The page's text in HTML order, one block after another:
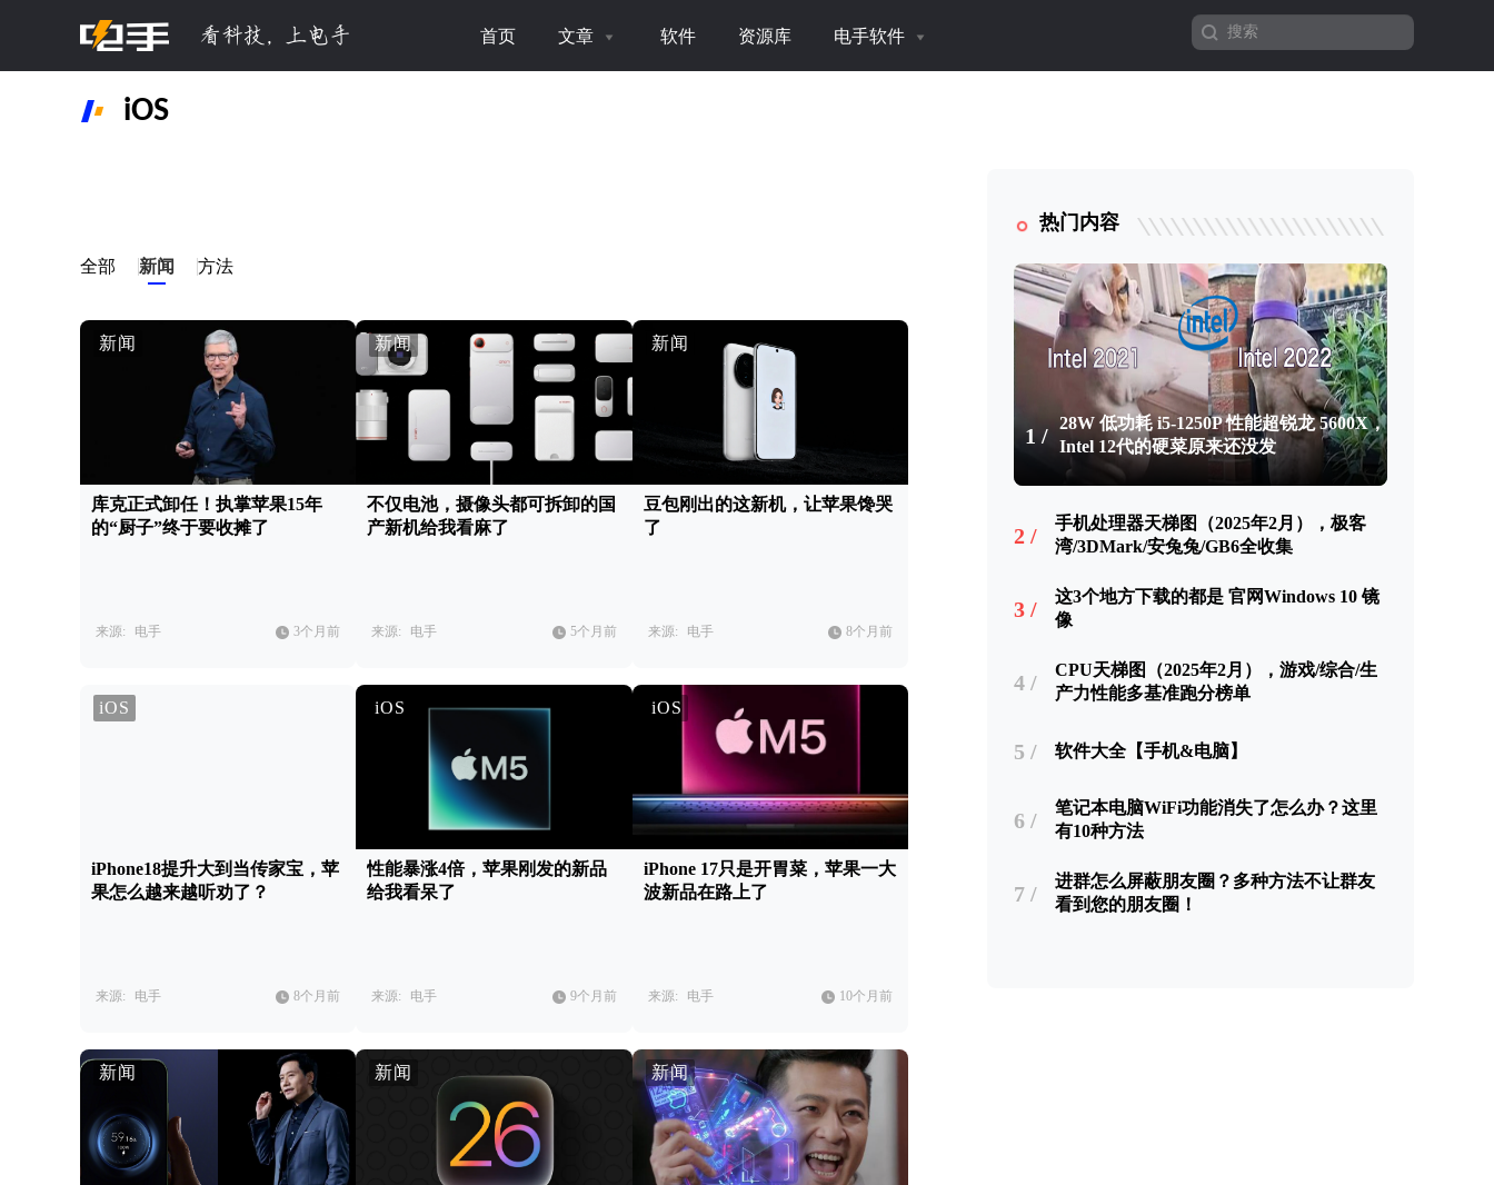
首页 文章 软件 资源库 电手软件
iOS
全部 新闻 方法
新闻
库克正式卸任！执掌苹果15年
的“厨子”终于要收摊了
来源: 电手 3个月前
新闻
不仅电池，摄像头都可拆卸的国
产新机给我看麻了
来源: 电手 5个月前
新闻
豆包刚出的这新机，让苹果馋哭
了
来源: 电手 8个月前
iOS
iPhone18提升大到当传家宝，苹
果怎么越来越听劝了？
来源: 电手 8个月前
iOS
性能暴涨4倍，苹果刚发的新品
给我看呆了
来源: 电手 9个月前
iOS
iPhone 17只是开胃菜，苹果一大
波新品在路上了
来源: 电手 10个月前
新闻 新闻 新闻
热门内容
1 /
28W 低功耗 i5-1250P 性能超锐龙 5600X，
Intel 12代的硬菜原来还没发
2 /
手机处理器天梯图（2025年2月），极客
湾/3DMark/安兔兔/GB6全收集
3 /
这3个地方下载的都是 官网Windows 10 镜
像
4 /
CPU天梯图（2025年2月），游戏/综合/生
产力性能多基准跑分榜单
5 / 软件大全【手机&电脑】
6 /
笔记本电脑WiFi功能消失了怎么办？这里
有10种方法
7 /
进群怎么屏蔽朋友圈？多种方法不让群友
看到您的朋友圈！